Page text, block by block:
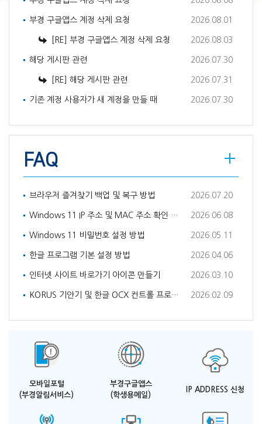
부경 구글앱스 계정 삭제 요청 2026.08.01
[RE] 부경 구글앱스 계정 삭제 요청 2026.08.03
해당 게시판 관련 2026.07.30
[RE] 해당 게시판 관련 2026.07.31
기존 계정 사용자가 새 계정을 만들 때 2026.07.30
FAQ
브라우저 즐겨찾기 백업 및 복구 방법 2026.07.20
Windows 11 IP 주소 및 MAC 주소 확인 방법 2026.06.08
Windows 11 비밀번호 설정 방법 2026.05.11
한글 프로그램 기본 설정 방법 2026.04.06
인터넷 사이트 바로가기 아이콘 만들기 2026.03.10
KORUS 기안기 및 한글 OCX 컨트롤 프로그램 설치 방법 2026.02.09
모바일포털
(부경알림서비스)
부경구글앱스
(학생용메일)
IP ADDRESS 신청